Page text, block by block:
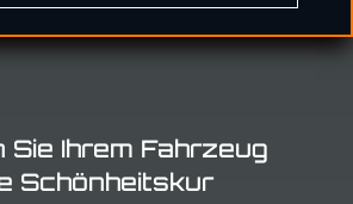
Sie Ihrem Fahrzeug
Schönheitskur